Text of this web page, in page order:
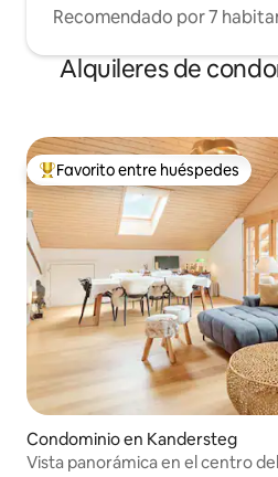
Recomendado por 7
Alquileres de
De los mejores en Favorito entre
Favorito entre huéspedes
Condominio en Kandersteg
Vista panorámica en el centro